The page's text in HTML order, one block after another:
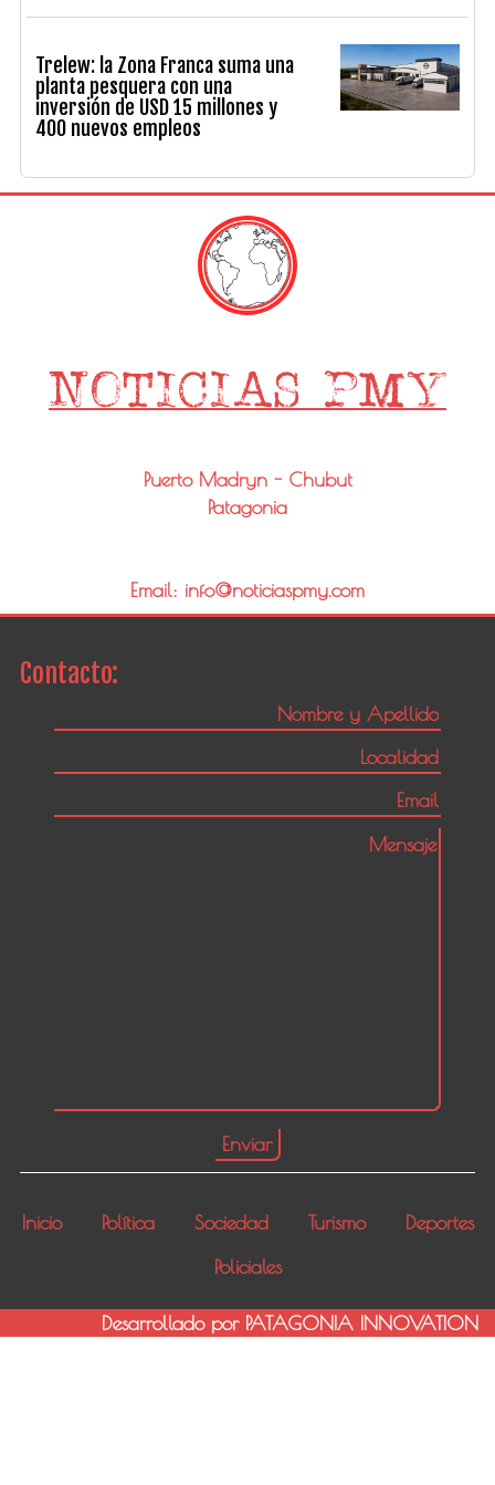
Trelew: la Zona Franca suma una
planta pesquera con una
inversión de USD 15 millones y
400 nuevos empleos
Puerto Madryn - Chubut
Patagonia
Email: info@noticiaspmy.com
Contacto:
Inicio Política Sociedad Turismo
Deportes
Policiales
Desarrollado por PATAGONIA INNOVATION